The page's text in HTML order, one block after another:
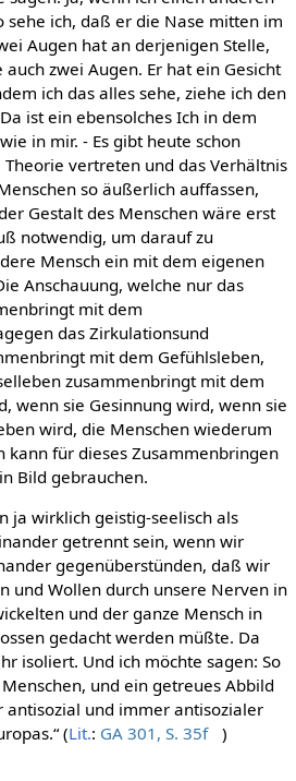
sehe ich, daß er die Nase mitten im
Augen hat an derjenigen Stelle,
zwei Augen. Er hat ein Gesicht
ich das alles sehe, ziehe ich den
ist ein ebensolches Ich in dem
in mir. - Es gibt heute schon
Theorie vertreten und das Verhältnis
so äußerlich auffassen,
Gestalt des Menschen wäre erst
notwendig, um darauf zu
Mensch ein mit dem eigenen
Anschauung, welche nur das
mit dem
das Zirkulationsund
mit dem Gefühlsleben,
zusammenbringt mit dem
wenn sie Gesinnung wird, wenn sie
wird, die Menschen wiederum
kann für dieses Zusammenbringen
Bild gebrauchen.
ja wirklich geistig-seelisch als
getrennt sein, wenn wir
gegenüberstünden, daß wir
und Wollen durch unsere Nerven in
und der ganze Mensch in
gedacht werden müßte. Da
isoliert. Und ich möchte sagen: So
und ein getreues Abbild
antisozial und immer antisozialer
(Lit.: GA 301, S. 35f )